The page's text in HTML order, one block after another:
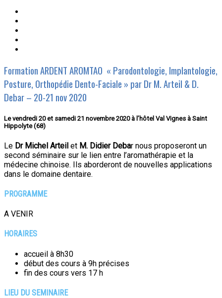
Formation ARDENT AROMTAO « Parodontologie, Implantologie,
Posture, Orthopédie Dento-Faciale » par Dr M. Arteil & D.
Debar – 20-21 nov 2020
Le vendredi 20 et samedi 21 novembre 2020 à l’hôtel Val Vignes à Saint
Hippolyte (68)
Le Dr Michel Arteil et M. Didier Debar nous proposeront un
second séminaire sur le lien entre l’aromathérapie et la
médecine chinoise. Ils aborderont de nouvelles applications
dans le domaine dentaire.
PROGRAMME
A VENIR
HORAIRES
accueil à 8h30
début des cours à 9h précises
fin des cours vers 17 h
LIEU DU SEMINAIRE